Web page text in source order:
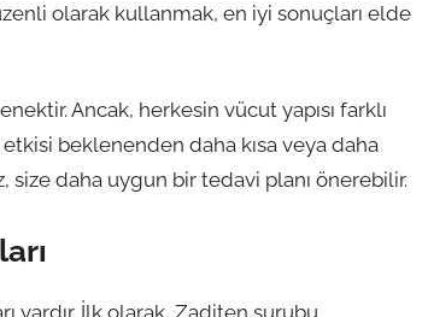
olarak kullanmak, en iyi sonuçları elde
Ancak, herkesin vücut yapısı farklı
beklenenden daha kısa veya daha
size daha uygun bir tedavi planı önerebilir.
vardır. İlk olarak, Zaditen şurubu